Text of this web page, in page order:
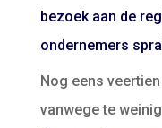
bezoek aan de
ondernemers
Nog eens
vanwege te